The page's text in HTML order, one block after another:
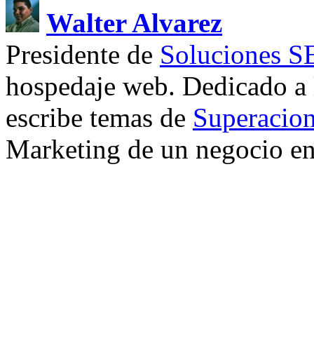
Walter Alvarez
Presidente de Soluciones
hospedaje web. Dedicado
escribe temas de
Marketing de un negocio